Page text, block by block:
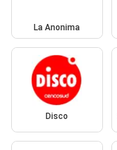
La Anonima
Disco